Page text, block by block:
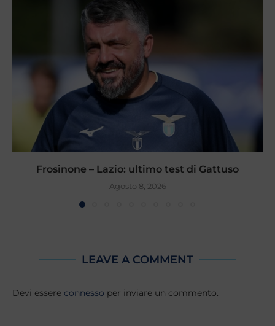
Frosinone – Lazio: ultimo test di Gattuso
Agosto 8, 2026
LEAVE A COMMENT
Devi essere connesso per inviare un commento.